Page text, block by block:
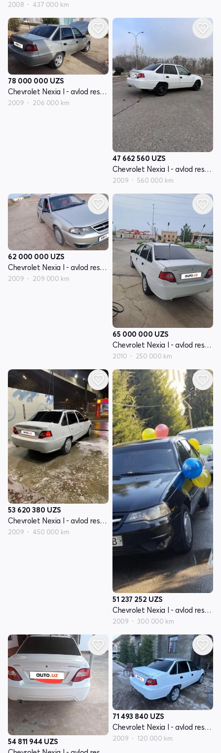
2008 437 000 km
78 000 000 UZS
Chevrolet Nexia I - avlod restayling
2009 206 000 km
47 662 560 UZS
Chevrolet Nexia I - avlod restayling
2009 560 000 km
62 000 000 UZS
Chevrolet Nexia I - avlod restayling
2009 209 000 km
65 000 000 UZS
Chevrolet Nexia I - avlod restayling
2010 250 000 km
53 620 380 UZS
Chevrolet Nexia I - avlod restayling
2009 450 000 km
51 237 252 UZS
Chevrolet Nexia I - avlod restayling
2009 300 000 km
54 811 944 UZS
71 493 840 UZS
Chevrolet Nexia I - avlod restayling
2009 120 000 km